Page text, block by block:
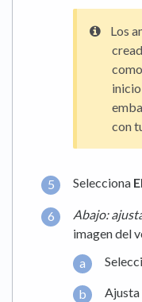
Los
con
Selecciona
Abajo:
imagen del
Ajusta